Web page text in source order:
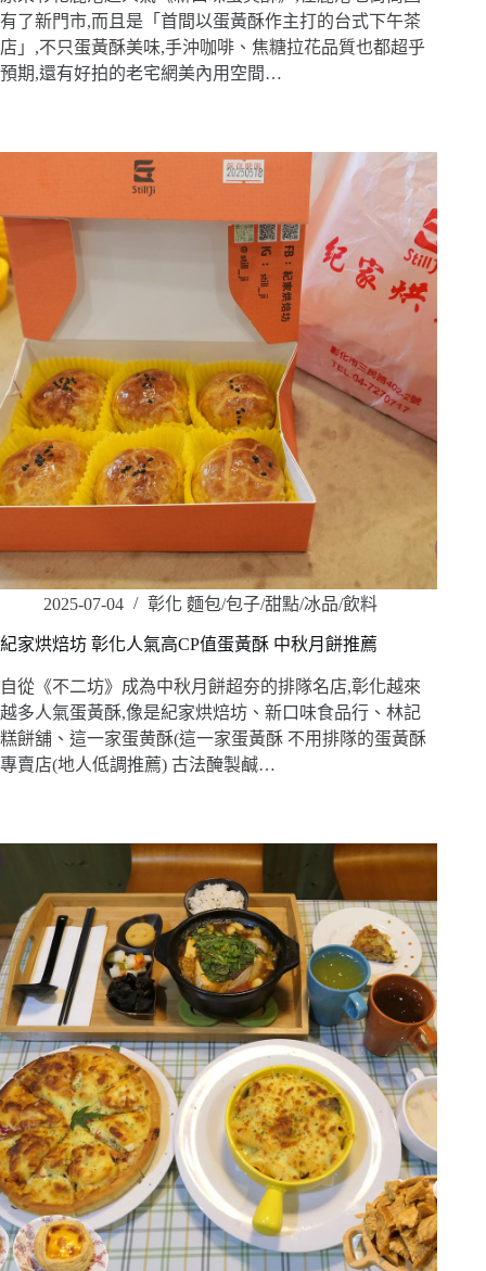
有了新門市,而且是「首間以蛋黃酥作主打的台式下午茶
店」,不只蛋黃酥美味,手沖咖啡、焦糖拉花品質也都超乎
預期,還有好拍的老宅網美內用空間…
2025-07-04 彰化 麵包/包子/甜點/冰品/飲料
紀家烘焙坊 彰化人氣高CP值蛋黃酥 中秋月餅推薦
自從《不二坊》成為中秋月餅超夯的排隊名店,彰化越來
越多人氣蛋黃酥,像是紀家烘焙坊、新口味食品行、林記
糕餅舖、這一家蛋黄酥(這一家蛋黃酥 不用排隊的蛋黃酥
專賣店(地人低調推薦) 古法醃製鹹…